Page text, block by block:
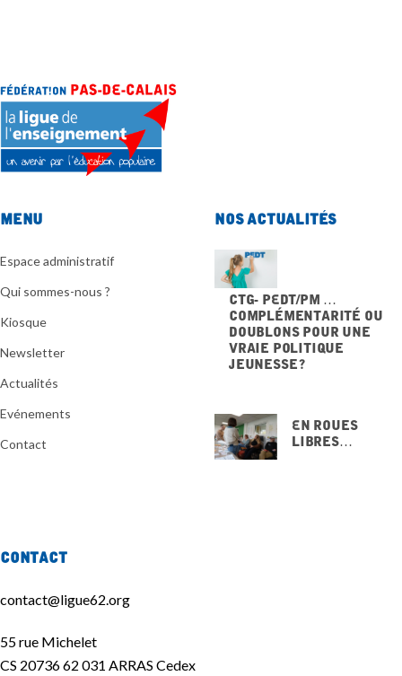
Menu
Espace administratif
Qui sommes-nous ?
Kiosque
Newsletter
Actualités
Evénements
Contact
Nos actualités
CTG- PEdT/PM …
Complémentarité ou
doublons pour une
vraie politique
jeunesse ?
En Roues
Libres…
Contact
contact@ligue62.org
55 rue Michelet
CS 20736 62 031 ARRAS Cedex